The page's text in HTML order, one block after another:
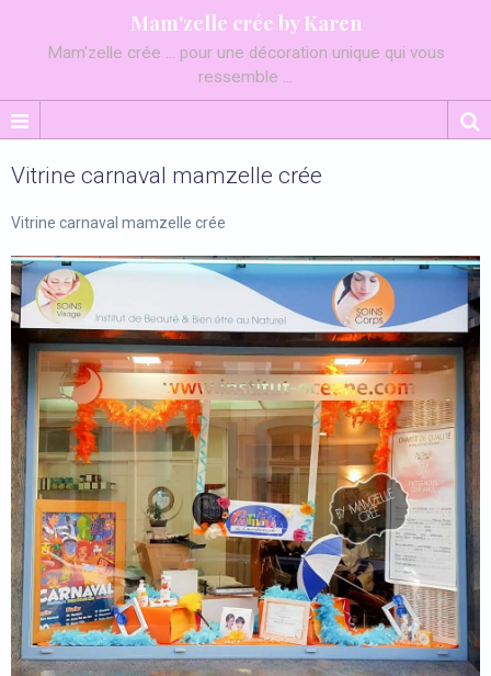
Mam'zelle crée by Karen
Mam'zelle crée ... pour une décoration unique qui vous
ressemble ...
Vitrine carnaval mamzelle crée
Vitrine carnaval mamzelle crée